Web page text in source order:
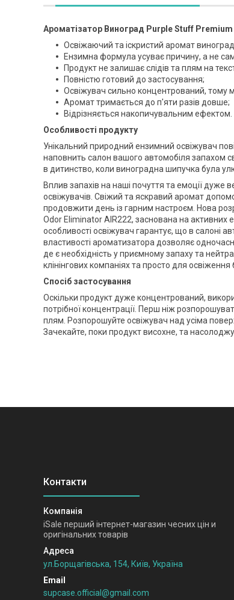
Ароматізатор Виноград Purple Stuff
Освіжаючий та іскристий аромат
Ензимна формула усуває причину, а не
Продукт не залишає слідів та плям на
Повністю готовий до застосування;
Освіжувач сильно концентрований, тому
Аромат тримається до п'яти разів довше;
Відрізняється накопичувальним ефектом.
Особливості продукту
Унікальний природний ензимний освіжувач
наповнить салон вашого автомобіля запахом
в дитинство, коли виноградна шипучка була
Вплив запахів на наші почуття та емоції дуже
освіжувачів. Свіжий та яскравий аромат
продовжити день із гарним настроєм. Нова
Odor Eliminator AIR222, заснована на активних
особливості освіжувач гарантує, що в салоні
властивості ароматизатора дозволяє
де є необхідність у приємному запаху та
клінінгових компаніях та просто для
Спосіб застосування
Оскільки продукт дуже концентрований,
потрібної концентрації. Перш ніж
плям. Розпорошуйте освіжувач над усіма
Зачекайте, поки продукт висохне, та
iSale перший інтернет-магазин чесних цін и
оригінальних товарів
ул.Борщагівська, 154, Київ, Україна
supcase.official@gmail.com